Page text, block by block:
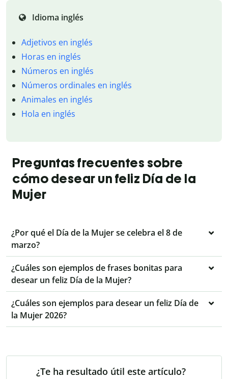
Idioma inglés
Adjetivos en inglés
Horas en inglés
Números en inglés
Números ordinales en inglés
Animales en inglés
Hola en inglés
Preguntas frecuentes sobre
cómo desear un feliz Día de la
Mujer
¿Por qué el Día de la Mujer se celebra el 8 de
marzo?
¿Cuáles son ejemplos de frases bonitas para
desear un feliz Día de la Mujer?
¿Cuáles son ejemplos para desear un feliz Día de
la Mujer 2026?
¿Te ha resultado útil este artículo?